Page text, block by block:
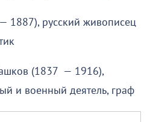
1887), русский живописец
(1837 — 1916),
и военный деятель, граф